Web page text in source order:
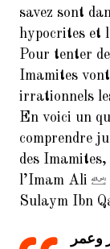
savez sont
hypocrites et
Pour tenter
Imamites
irrationnels
En voici un
comprendre
des
l’Imam Ali
Sulaym Ibn
وعمر